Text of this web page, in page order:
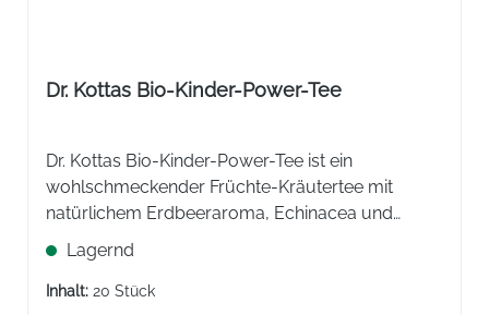
Dr. Kottas Bio-Kinder-Power-Tee
Dr. Kottas Bio-Kinder-Power-Tee ist ein
wohlschmeckender Früchte-Kräutertee mit
natürlichem Erdbeeraroma, Echinacea und
natürlichem Vitamin C aus der Acerolakirsche, für
Kinder ab dem 2. Lebensjahr.
Lagernd
Inhalt: 20 Stück